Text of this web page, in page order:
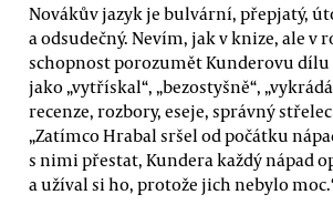
Novákův jazyk je bulvární, přepjatý,
a odsudečný. Nevím, jak v knize, ale v
schopnost porozumět Kunderovu
jako „vytřískal“, „bezostyšně“,
recenze, rozbory, eseje, správný
„Zatímco Hrabal sršel od počátku
s nimi přestat, Kundera každý nápad
a užíval si ho, protože jich nebylo